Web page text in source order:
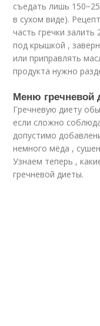
съедать лишь
в сухом виде).
часть гречки
под крышкой ,
или приправлять
продукта нужно
Меню гречневой
Гречневую диету
если сложно
допустимо
немного мёда ,
Узнаем теперь ,
гречневой диеты.